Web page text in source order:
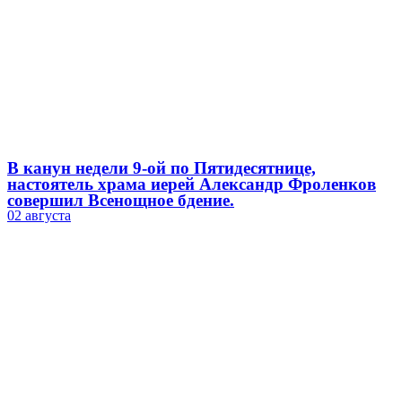
В канун недели 9-ой по Пятидесятнице,
настоятель храма иерей Александр Фроленков
совершил Всенощное бдение.
02 августа